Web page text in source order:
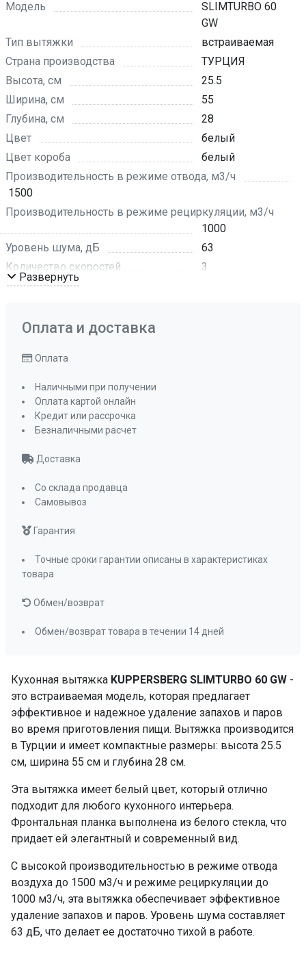
Модель
SLIMTURBO 60
GW
Тип вытяжки
встраиваемая
Страна производства
ТУРЦИЯ
Высота, см
25.5
Ширина, см
55
Глубина, см
28
Цвет
белый
Цвет короба
белый
Производительность в режиме отвода, м3/ч
1500
Производительность в режиме рециркуляции, м3/ч
1000
Уровень шума, дБ
63
Количество скоростей
3
Режим работы
Фронтальная планка
до 40 кв, м
Управление
Мощность освещения, Вт
Освещение
Угольный фильтр
ПРОМО Скидка
Развернуть
Кухонная вытяжка KUPPERSBERG SLIMTURBO 60 GW -
это встраиваемая модель, которая предлагает
эффективное и надежное удаление запахов и паров
во время приготовления пищи. Вытяжка производится
в Турции и имеет компактные размеры: высота 25.5
см, ширина 55 см и глубина 28 см.
Эта вытяжка имеет белый цвет, который отлично
подходит для любого кухонного интерьера.
Фронтальная планка выполнена из белого стекла, что
придает ей элегантный и современный вид.
С высокой производительностью в режиме отвода
воздуха до 1500 м3/ч и режиме рециркуляции до
1000 м3/ч, эта вытяжка обеспечивает эффективное
удаление запахов и паров. Уровень шума составляет
63 дБ, что делает ее достаточно тихой в работе.
Оплата и доставка
Оплата
Наличными при получении
Оплата картой онлайн
Кредит или рассрочка
Безналичными расчет
Доставка
Со склада продавца
Самовывоз
Гарантия
Точные сроки гарантии описаны в характеристиках
товара
Обмен/возврат
Обмен/возврат товара в течении 14 дней